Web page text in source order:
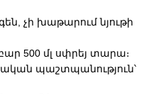
չի խաթարում նյութի
500 մլ սփրեյ տարա։
պաշտպանություն՝